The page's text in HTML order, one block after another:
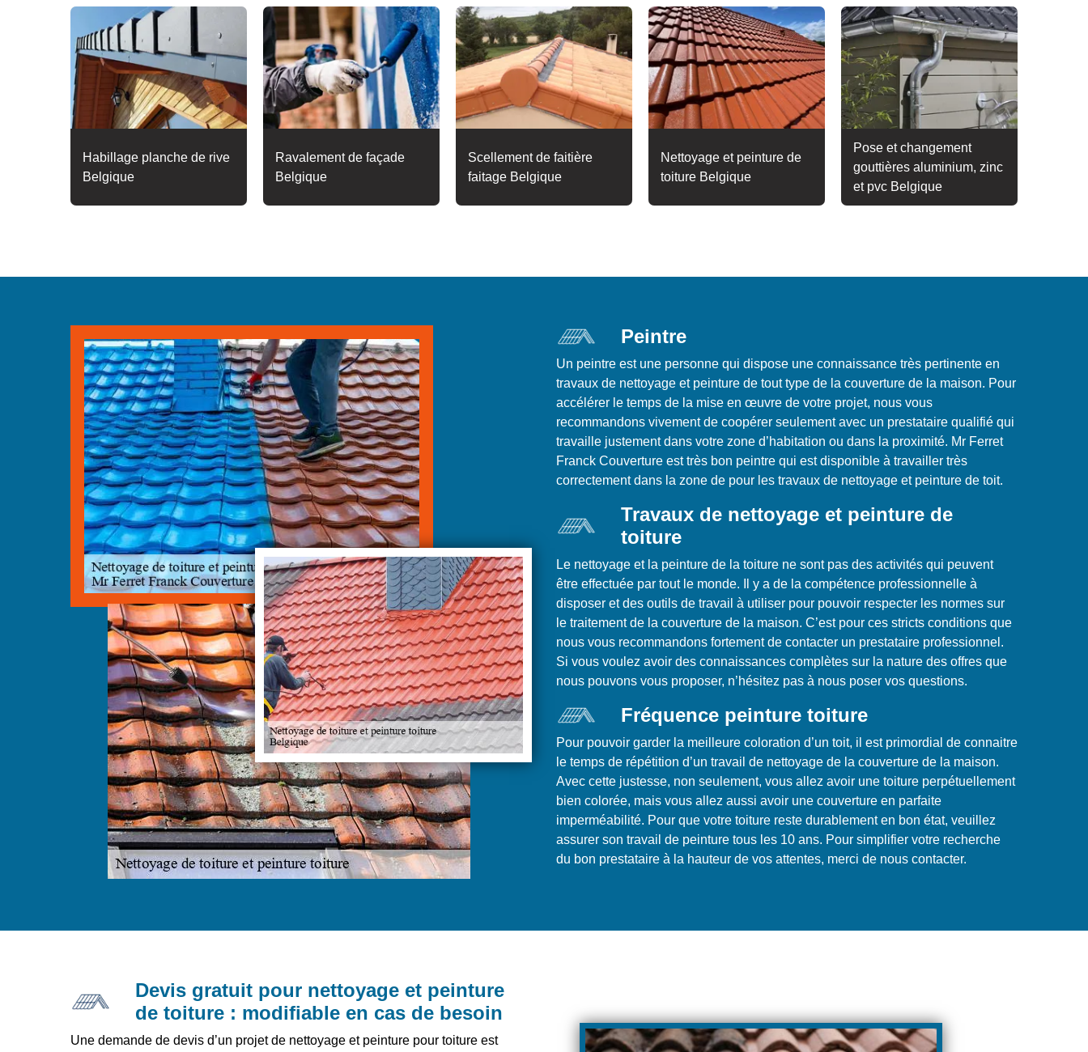
Habillage planche de rive
Belgique
Ravalement de façade
Belgique
Scellement de faitière
faitage Belgique
Nettoyage et peinture de
toiture Belgique
Pose et changement
gouttières aluminium, zinc
et pvc Belgique
Peintre
Un peintre est une personne qui dispose une connaissance très pertinente en
travaux de nettoyage et peinture de tout type de la couverture de la maison. Pour
accélérer le temps de la mise en œuvre de votre projet, nous vous
recommandons vivement de coopérer seulement avec un prestataire qualifié qui
travaille justement dans votre zone d’habitation ou dans la proximité. Mr Ferret
Franck Couverture est très bon peintre qui est disponible à travailler très
correctement dans la zone de pour les travaux de nettoyage et peinture de toit.
Travaux de nettoyage et peinture de
toiture
Le nettoyage et la peinture de la toiture ne sont pas des activités qui peuvent
être effectuée par tout le monde. Il y a de la compétence professionnelle à
disposer et des outils de travail à utiliser pour pouvoir respecter les normes sur
le traitement de la couverture de la maison. C’est pour ces stricts conditions que
nous vous recommandons fortement de contacter un prestataire professionnel.
Si vous voulez avoir des connaissances complètes sur la nature des offres que
nous pouvons vous proposer, n’hésitez pas à nous poser vos questions.
Fréquence peinture toiture
Pour pouvoir garder la meilleure coloration d’un toit, il est primordial de connaitre
le temps de répétition d’un travail de nettoyage de la couverture de la maison.
Avec cette justesse, non seulement, vous allez avoir une toiture perpétuellement
bien colorée, mais vous allez aussi avoir une couverture en parfaite
imperméabilité. Pour que votre toiture reste durablement en bon état, veuillez
assurer son travail de peinture tous les 10 ans. Pour simplifier votre recherche
du bon prestataire à la hauteur de vos attentes, merci de nous contacter.
Devis gratuit pour nettoyage et peinture
de toiture : modifiable en cas de besoin
Une demande de devis d’un projet de nettoyage et peinture pour toiture est